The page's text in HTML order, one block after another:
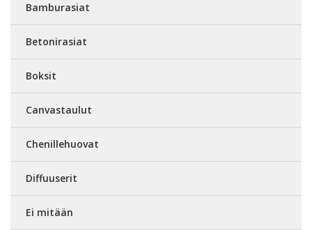
Bamburasiat
Betonirasiat
Boksit
Canvastaulut
Chenillehuovat
Diffuuserit
Ei mitään